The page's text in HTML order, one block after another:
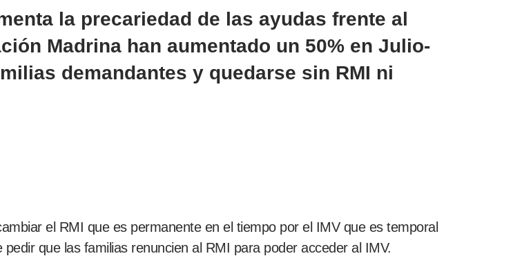
la precariedad de las ayudas frente al
Madrina han aumentado un 50% en Julio-
demandantes y quedarse sin RMI ni
el RMI que es permanente en el tiempo por el IMV que es temporal
que las familias renuncien al RMI para poder acceder al IMV.